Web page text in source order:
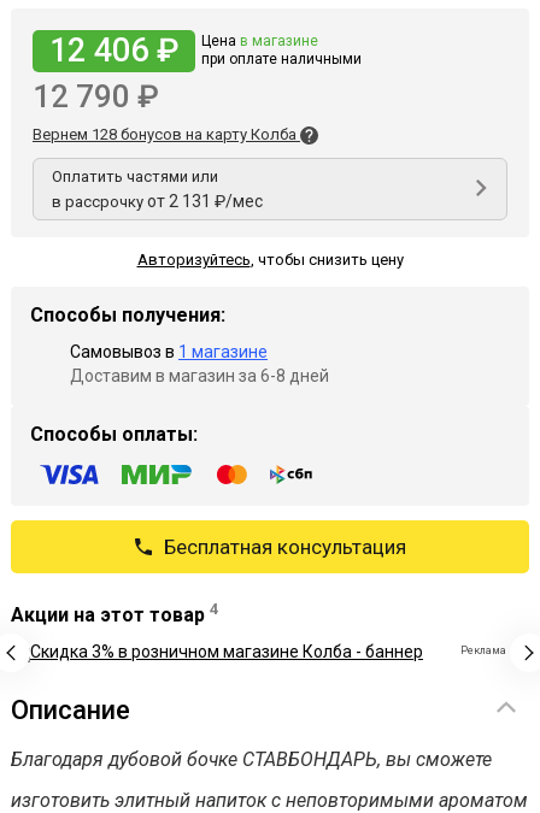
12 406 ₽ Цена в магазине
при оплате наличными
12 790 ₽
Вернем 128 бонусов на карту Колба
Оплатить частями или
в рассрочку от 2 131 ₽/мес
Авторизуйтесь чтобы снизить цену
Способы получения:
Самовывоз в 1 магазине
Доставим в магазин за 6-8 дней
Способы оплаты:
Бесплатная консультация
Акции на этот товар 4
Реклама
Описание
Благодаря дубовой бочке СТАВБОНДАРЬ, вы сможете
изготовить элитный напиток с неповторимыми ароматом